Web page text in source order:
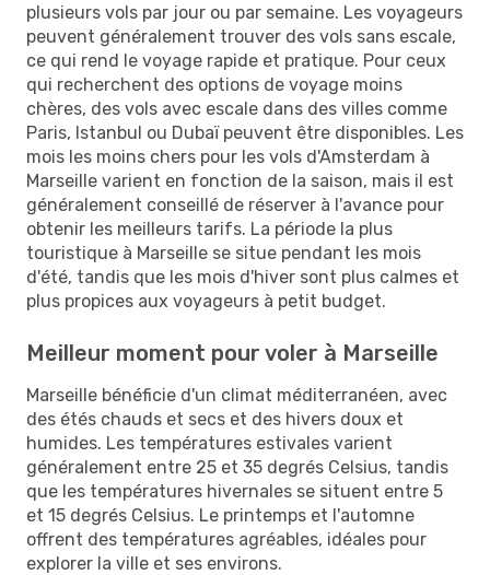
plusieurs vols par jour ou par semaine. Les voyageurs
peuvent généralement trouver des vols sans escale,
ce qui rend le voyage rapide et pratique. Pour ceux
qui recherchent des options de voyage moins
chères, des vols avec escale dans des villes comme
Paris, Istanbul ou Dubaï peuvent être disponibles. Les
mois les moins chers pour les vols d'Amsterdam à
Marseille varient en fonction de la saison, mais il est
généralement conseillé de réserver à l'avance pour
obtenir les meilleurs tarifs. La période la plus
touristique à Marseille se situe pendant les mois
d'été, tandis que les mois d'hiver sont plus calmes et
plus propices aux voyageurs à petit budget.
Meilleur moment pour voler à Marseille
Marseille bénéficie d'un climat méditerranéen, avec
des étés chauds et secs et des hivers doux et
humides. Les températures estivales varient
généralement entre 25 et 35 degrés Celsius, tandis
que les températures hivernales se situent entre 5
et 15 degrés Celsius. Le printemps et l'automne
offrent des températures agréables, idéales pour
explorer la ville et ses environs.